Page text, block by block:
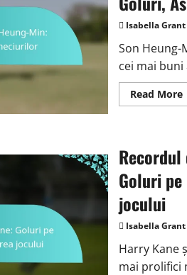
în
Isabella Grant
Son
cei mai
Read More
a
Goluri
jocului
Isabella Grant
Harry Kane
mai prolifici